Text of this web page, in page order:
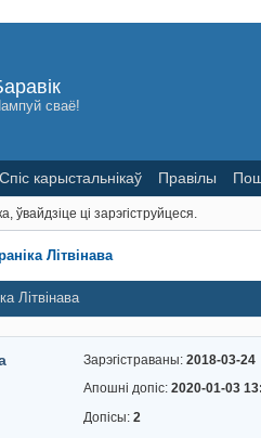
сваё!
Спіс карыстальнікаў Правілы
ўвайдзіце ці зарэгіструйцеся.
Літвінава
Літвінава
Зарэгістраваны: 2018-03-24
Апошні допіс: 2020-01-03
Допісы: 2